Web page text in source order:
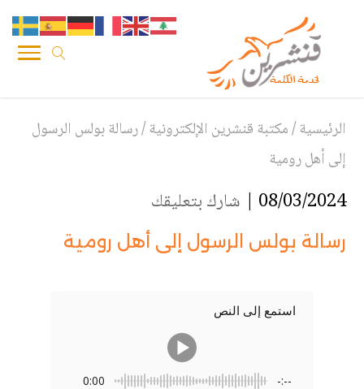
الرئيسية/مكتبة قنشرين الإلكترونية/رسالة بولس الرسول
إلى أهل رومية
08/03/2024 | شارك بتعليقك
رسالة بولس الرسول إلى أهل رومية
استمع إلى النص
0:00 -:--